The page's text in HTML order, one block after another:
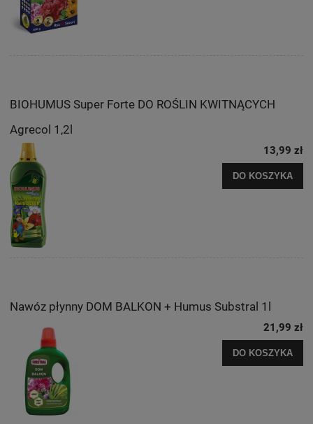
BIOHUMUS Super Forte DO ROŚLIN KWITNĄCYCH
Agrecol 1,2l
13,99 zł
DO KOSZYKA
Nawóz płynny DOM BALKON + Humus Substral 1l
21,99 zł
DO KOSZYKA